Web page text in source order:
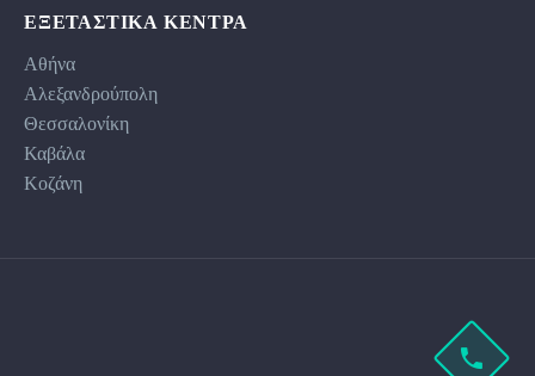
ΕΞΕΤΑΣΤΙΚΆ ΚΕΝΤΡΑ
Αθήνα
Αλεξανδρούπολη
Θεσσαλονίκη
Καβάλα
Κοζάνη